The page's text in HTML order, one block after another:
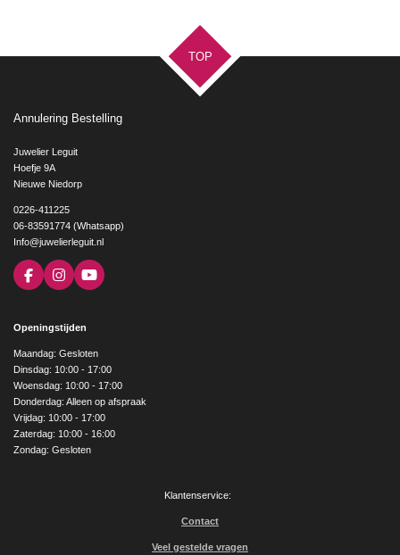
TOP
Annulering Bestelling
Juwelier Leguit
Hoefje 9A
Nieuwe Niedorp
0226-411225
06-83591774 (Whatsapp)
Info@juwelierleguit.nl
F
a
b
o
k
I
n
a
g
r
a
m
Y
o
e
Openingstijden
Maandag: Gesloten
Dinsdag: 10:00 - 17:00
Woensdag: 10:00 - 17:00
Donderdag: Alleen op afspraak
Vrijdag: 10:00 - 17:00
Zaterdag: 10:00 - 16:00
Zondag: Gesloten
Klantenservice:
Contact
Veel gestelde vragen